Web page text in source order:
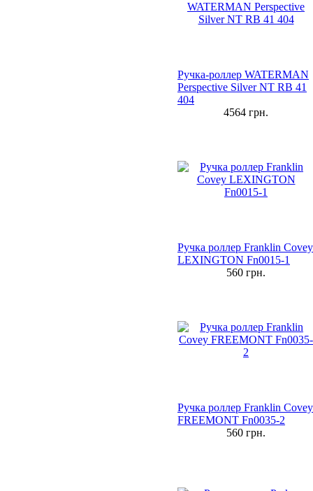
Ручка-роллер WATERMAN
Perspective Silver NT RB 41
404
4564 грн.
Ручка роллер Franklin Covey
LEXINGTON Fn0015-1
560 грн.
Ручка роллер Franklin Covey
FREEMONT Fn0035-2
560 грн.